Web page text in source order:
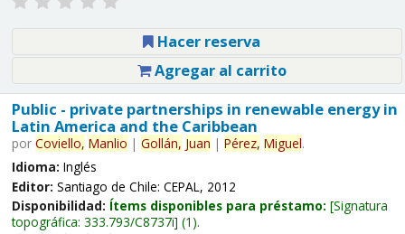
Hacer reserva
Agregar al carrito
Public - private partnerships in renewable energy in
Latin America and the Caribbean
por Coviello, Manlio | Gollán, Juan | Pérez, Miguel.
Idioma: Inglés
Editor: Santiago de Chile: CEPAL, 2012
Disponibilidad: Ítems disponibles para préstamo: Signatura
topográfica: 333.793/C8737i (1).